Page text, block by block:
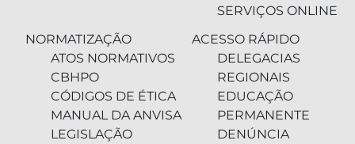
SERVIÇOS ONLINE
NORMATIZAÇÃO
ATOS NORMATIVOS
CBHPO
CÓDIGOS DE ÉTICA
MANUAL DA ANVISA
LEGISLAÇÃO
ACESSO RÁPIDO
DELEGACIAS
REGIONAIS
EDUCAÇÃO
PERMANENTE
DENÚNCIA